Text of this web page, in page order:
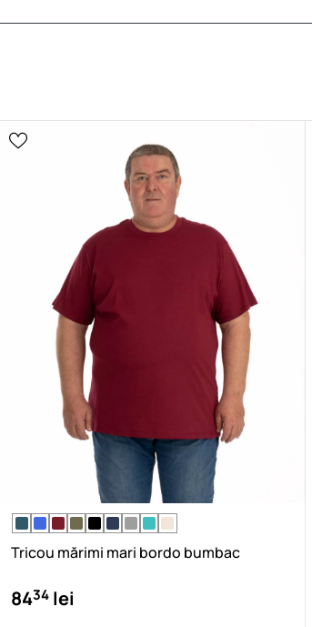
Tricou mărimi mari bordo bumbac
8434 lei